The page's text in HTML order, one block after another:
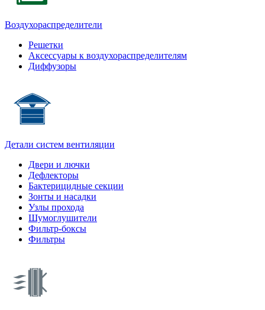
Воздухораспределители
Решетки
Аксессуары к воздухораспределителям
Диффузоры
Детали систем вентиляции
Двери и лючки
Дефлекторы
Бактерицидные секции
Зонты и насадки
Узлы прохода
Шумоглушители
Фильтр-боксы
Фильтры